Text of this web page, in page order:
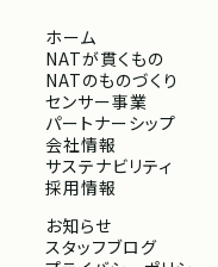
ホーム
NATが貫くもの
NATのものづくり
センサー事業
パートナーシップ
会社情報
サステナビリティ
採用情報
お知らせ
スタッフブログ